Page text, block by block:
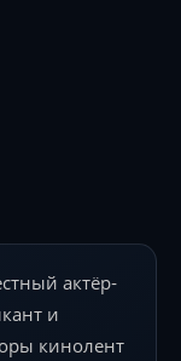
актёр-
и
кинолент